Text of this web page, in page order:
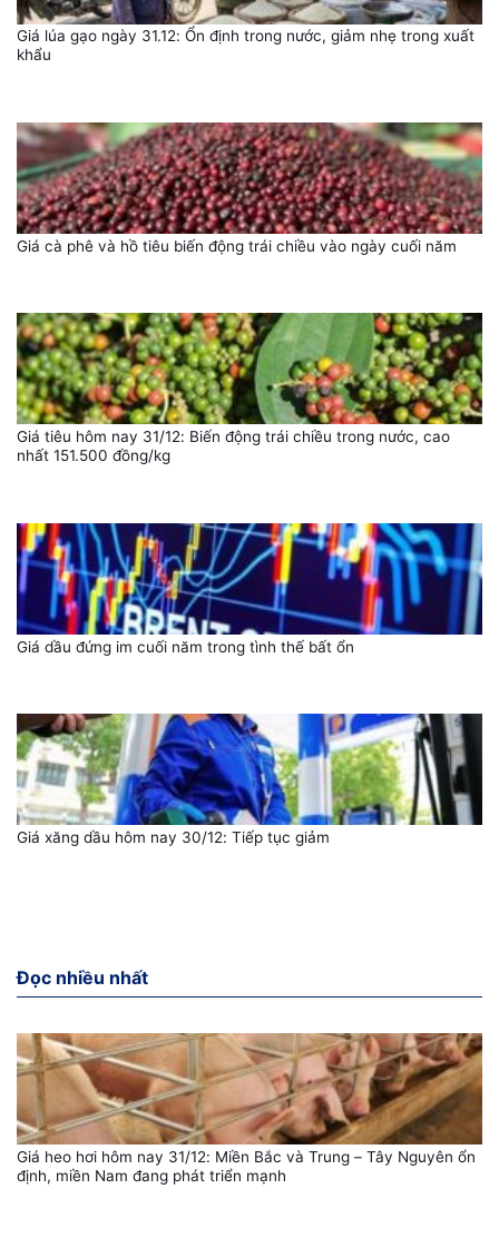
Giá lúa gạo ngày 31.12: Ổn định trong nước, giảm nhẹ trong xuất
khẩu
Giá cà phê và hồ tiêu biến động trái chiều vào ngày cuối năm
Giá tiêu hôm nay 31/12: Biến động trái chiều trong nước, cao
nhất 151.500 đồng/kg
Giá dầu đứng im cuối năm trong tình thế bất ổn
Giá xăng dầu hôm nay 30/12: Tiếp tục giảm
Đọc nhiều nhất
Giá heo hơi hôm nay 31/12: Miền Bắc và Trung – Tây Nguyên ổn
định, miền Nam đang phát triển mạnh